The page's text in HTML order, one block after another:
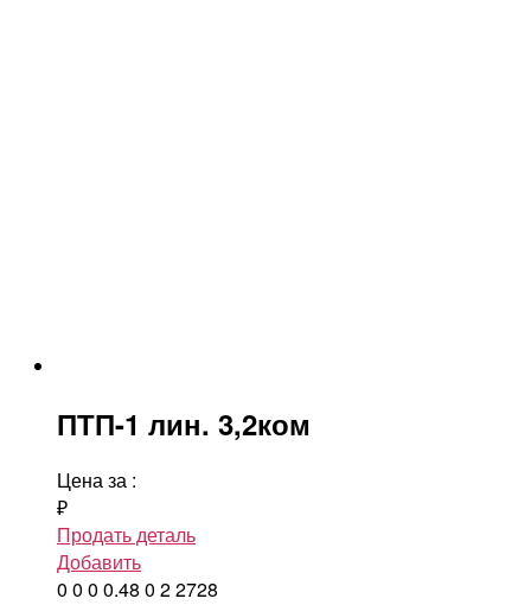
ПТП-1 лин. 3,2ком
Цена за :
₽
Продать деталь
Добавить
0 0 0 0.48 0 22728